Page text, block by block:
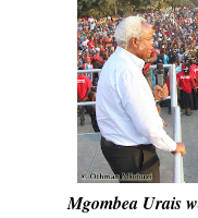
Mgombea Urais